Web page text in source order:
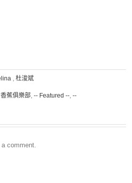
, 杜浚斌
蕉俱樂部, -- Featured --, --
comment.